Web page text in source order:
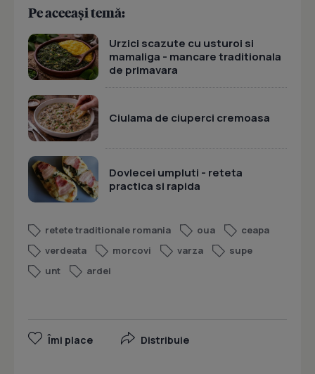
Pe aceeași temă:
Urzici scazute cu usturoi si
mamaliga - mancare traditionala
de primavara
Ciulama de ciuperci cremoasa
Dovlecei umpluti - reteta
practica si rapida
retete traditionale romania oua
ceapa
verdeata
morcovi varza
supe
unt
ardei
Îmi place Distribuie